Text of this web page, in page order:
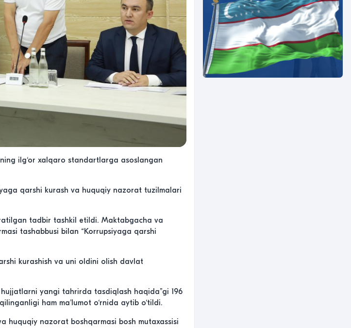
ilg‘or xalqaro standartlarga asoslangan
qarshi kurash va huquqiy nazorat tuzilmalari
tadbir tashkil etildi. Maktabgacha va
tashabbusi bilan “Korrupsiyaga qarshi
kurashish va uni oldini olish davlat
yangi tahrirda tasdiqlash haqida”gi 196
ham maʼlumot o‘rnida aytib o‘tildi.
huquqiy nazorat boshqarmasi bosh mutaxassisi